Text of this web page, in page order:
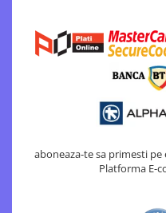
Timp liber
Accesorii pentru ATV
Alte vehicule electrice
Tocatoare resturi vegetale
aboneaza-te sa primesti
Platforma E-